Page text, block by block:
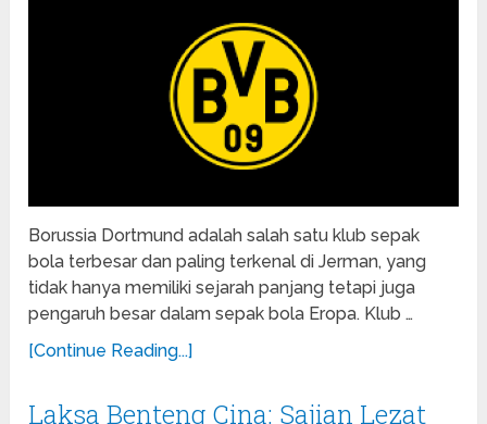
Borussia Dortmund adalah salah satu klub sepak
bola terbesar dan paling terkenal di Jerman, yang
tidak hanya memiliki sejarah panjang tetapi juga
pengaruh besar dalam sepak bola Eropa. Klub …
[Continue Reading...]
Laksa Benteng Cina: Sajian Lezat